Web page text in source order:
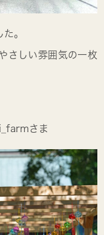
。
さしい雰囲気の一枚
さま